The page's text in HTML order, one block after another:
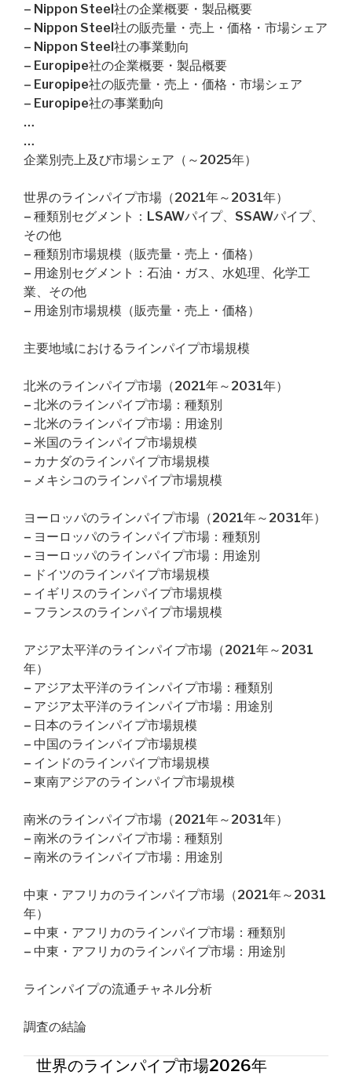
– Nippon Steel社の企業概要・製品概要
– Nippon Steel社の販売量・売上・価格・市場シェア
– Nippon Steel社の事業動向
– Europipe社の企業概要・製品概要
– Europipe社の販売量・売上・価格・市場シェア
– Europipe社の事業動向
…
…
企業別売上及び市場シェア（～2025年）
世界のラインパイプ市場（2021年～2031年）
– 種類別セグメント：LSAWパイプ、SSAWパイプ、
その他
– 種類別市場規模（販売量・売上・価格）
– 用途別セグメント：石油・ガス、水処理、化学工
業、その他
– 用途別市場規模（販売量・売上・価格）
主要地域におけるラインパイプ市場規模
北米のラインパイプ市場（2021年～2031年）
– 北米のラインパイプ市場：種類別
– 北米のラインパイプ市場：用途別
– 米国のラインパイプ市場規模
– カナダのラインパイプ市場規模
– メキシコのラインパイプ市場規模
ヨーロッパのラインパイプ市場（2021年～2031年）
– ヨーロッパのラインパイプ市場：種類別
– ヨーロッパのラインパイプ市場：用途別
– ドイツのラインパイプ市場規模
– イギリスのラインパイプ市場規模
– フランスのラインパイプ市場規模
アジア太平洋のラインパイプ市場（2021年～2031
年）
– アジア太平洋のラインパイプ市場：種類別
– アジア太平洋のラインパイプ市場：用途別
– 日本のラインパイプ市場規模
– 中国のラインパイプ市場規模
– インドのラインパイプ市場規模
– 東南アジアのラインパイプ市場規模
南米のラインパイプ市場（2021年～2031年）
– 南米のラインパイプ市場：種類別
– 南米のラインパイプ市場：用途別
中東・アフリカのラインパイプ市場（2021年～2031
年）
– 中東・アフリカのラインパイプ市場：種類別
– 中東・アフリカのラインパイプ市場：用途別
ラインパイプの流通チャネル分析
調査の結論
世界のラインパイプ市場2026年